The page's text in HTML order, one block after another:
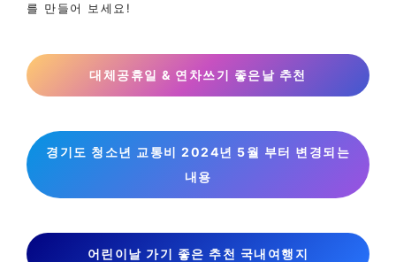
를 만들어 보세요!
대체공휴일 & 연차쓰기 좋은날 추천
경기도 청소년 교통비 2024년 5월 부터 변경되는
내용
어린이날 가기 좋은 추천 국내여행지